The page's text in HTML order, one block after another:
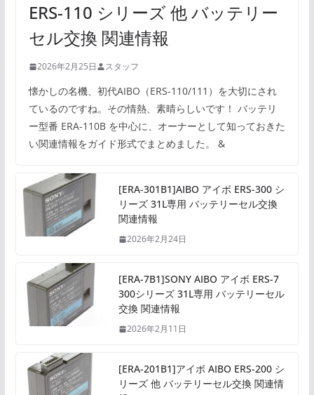
ERS-110 シリーズ 他 バッテリー
セル交換 関連情報
2026年2月25日 スタッフ
懐かしの名機、初代AIBO（ERS-110/111）を大切にされ
ているのですね。その情熱、素晴らしいです！ バッテリ
ー型番 ERA-110B を中心に、オーナーとして知っておきた
い関連情報をガイド形式でまとめました。 &
[ERA-301B1]AIBO アイボ ERS-300 シ
リーズ 31L専用 バッテリーセル交換
関連情報
2026年2月24日
[ERA-7B1]SONY AIBO アイボ ERS-7
300シリーズ 31L専用 バッテリーセル
交換 関連情報
2026年2月11日
[ERA-201B1]アイボ AIBO ERS-200 シ
リーズ 他 バッテリーセル交換 関連情